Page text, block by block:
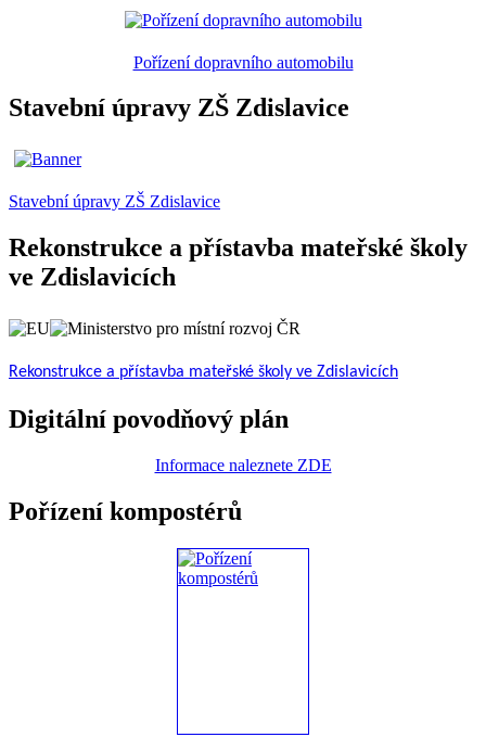
Pořízení dopravního automobilu
Stavební úpravy ZŠ Zdislavice
Stavební úpravy ZŠ Zdislavice
Rekonstrukce a přístavba mateřské školy
ve Zdislavicích
Rekonstrukce a přístavba mateřské školy ve Zdislavicích
Digitální povodňový plán
Informace naleznete ZDE
Pořízení kompostérů